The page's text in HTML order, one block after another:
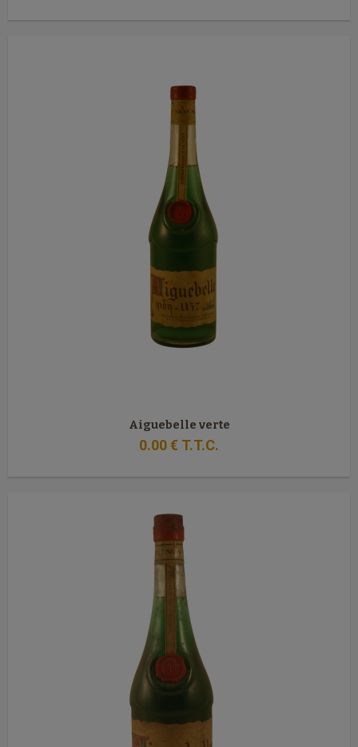
Aiguebelle verte
0.00€ T.T.C.